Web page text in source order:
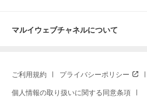
マルイウェブチャネルについて
ご利用規約 プライバシーポリシー
個人情報の取り扱いに関する同意条項